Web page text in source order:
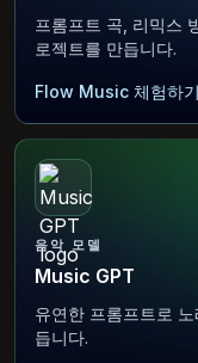
프롬프트 곡, 리믹스
로젝트를 만듭니다.
Flow Music 체험하기
음악 모델
Music GPT
유연한 프롬프트로
듭니다.